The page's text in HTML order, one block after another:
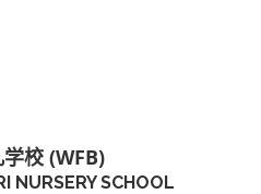
校 (WFB)
NURSERY SCHOOL